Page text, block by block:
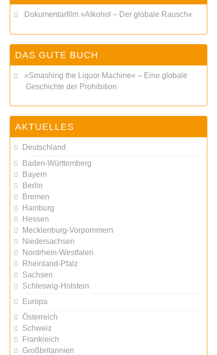
Dokumentarfilm »Alkohol – Der globale Rausch«
DAS GUTE BUCH
»Smashing the Liquor Machine« ‒ Eine globale
Geschichte der Prohibition
AKTUELLES
Deutschland
Baden-Württemberg
Bayern
Berlin
Bremen
Hamburg
Hessen
Mecklenburg-Vorpommern
Niedersachsen
Nordrhein-Westfalen
Rheinland-Pfalz
Sachsen
Schleswig-Holstein
Europa
Österreich
Schweiz
Frankreich
Großbritannien